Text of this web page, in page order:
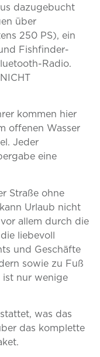
dazugebucht
über
250 PS), ein
Fishfinder-
Radio.
kommen hier
offenen Wasser
Jeder
eine
Straße ohne
Urlaub nicht
allem durch die
liebevoll
und Geschäfte
sowie zu Fuß
ist nur wenige
was das
das komplette